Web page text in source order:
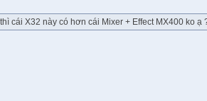
cái X32 này có hơn cái Mixer + Effect MX400 ko ạ